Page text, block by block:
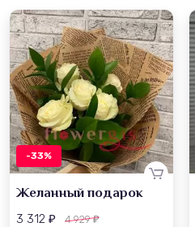
-33%
Желанный подарок
3 312 ₽ 4 929₽